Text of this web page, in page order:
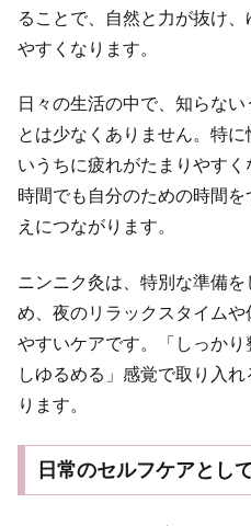
ることで、自然と力が抜け
やすくなります。
日々の生活の中で、知らな
とは少なくありません。特
いうちに疲れがたまりやす
時間でも自分のための時間
えにつながります。
ニンニク灸は、特別な準備
め、夜のリラックスタイム
やすいケアです。「しっか
しゆるめる」感覚で取り入
ります。
日常のセルフケアとし